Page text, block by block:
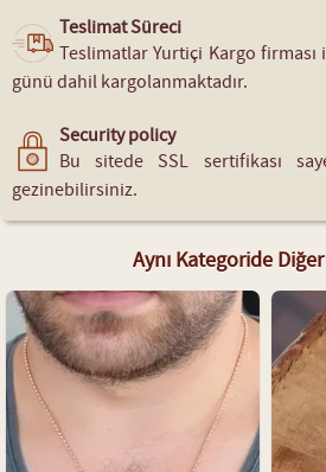
Teslimat Süreci
Teslimatlar Yurtiçi Kargo
günü dahil kargolanmaktadır.
Security policy
Bu sitede SSL sertifikası
gezinebilirsiniz.
Aynı Kategoride